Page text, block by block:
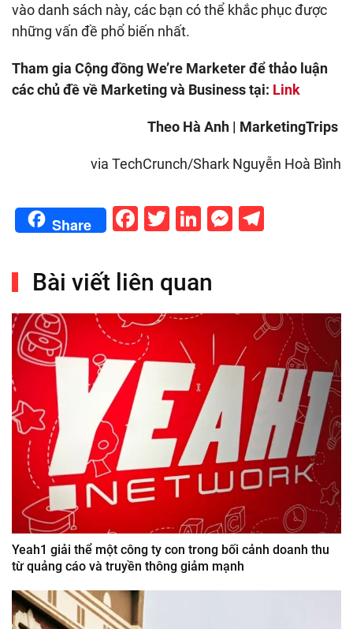
vào danh sách này, các bạn có thể khắc phục được
những vấn đề phổ biến nhất.
Tham gia Cộng đồng We’re Marketer để thảo luận
các chủ đề về Marketing và Business tại: Link
Theo Hà Anh | MarketingTrips
via TechCrunch/Shark Nguyễn Hoà Bình
Share Facebook
Twitter
LinkedIn
Bài viết liên quan
Yeah1 giải thể một công ty con trong bối cảnh doanh thu
từ quảng cáo và truyền thông giảm mạnh